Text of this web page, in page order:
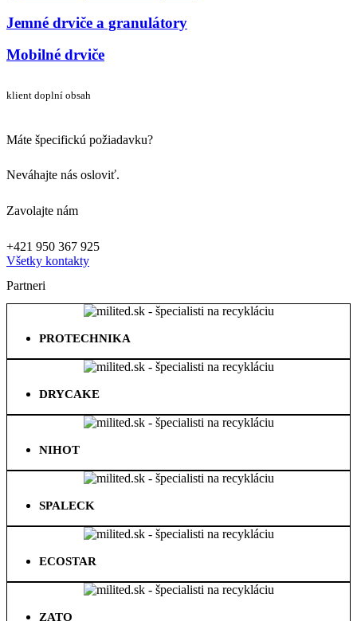
Jemné drviče a granulátory
Mobilné drviče
klient doplní obsah
Máte špecifickú požiadavku?
Neváhajte nás osloviť.
Zavolajte nám
+421 950 367 925
Všetky kontakty
Partneri
PROTECHNIKA
DRYCAKE
NIHOT
SPALECK
ECOSTAR
ZATO